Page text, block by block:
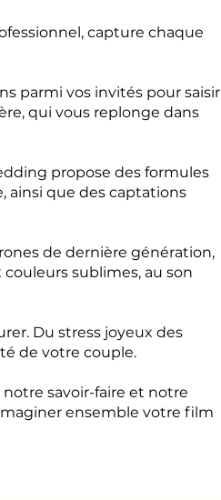
capture chaque
parmi vos invités pour saisir
qui vous replonge dans
propose des formules
ainsi que des captations
de dernière génération,
sublimes, au son
Du stress joyeux des
de votre couple.
savoir-faire et notre
ensemble votre film